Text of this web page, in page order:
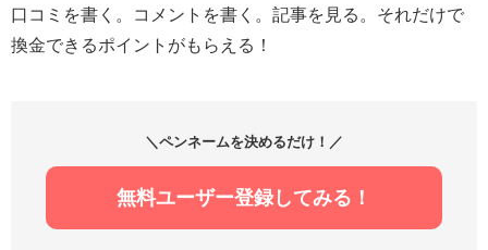
口コミを書く。コメントを書く。記事を見る。それだけで
換金できるポイントがもらえる！
＼ペンネームを決めるだけ！／
無料ユーザー登録してみる！